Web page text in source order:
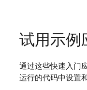
试用示例
通过这些快速入门
运行的代码中设置